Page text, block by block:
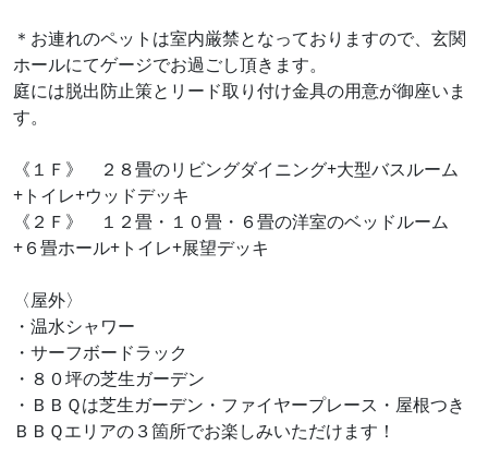
＊お連れのペットは室内厳禁となっておりますので、玄関
ホールにてゲージでお過ごし頂きます。
庭には脱出防止策とリード取り付け金具の用意が御座いま
す。
《１Ｆ》 ２８畳のリビングダイニング+大型バスルーム
+トイレ+ウッドデッキ
《２Ｆ》 １２畳・１０畳・６畳の洋室のベッドルーム
+６畳ホール+トイレ+展望デッキ
〈屋外〉
・温水シャワー
・サーフボードラック
・８０坪の芝生ガーデン
・ＢＢＱは芝生ガーデン・ファイヤープレース・屋根つき
ＢＢＱエリアの３箇所でお楽しみいただけます！